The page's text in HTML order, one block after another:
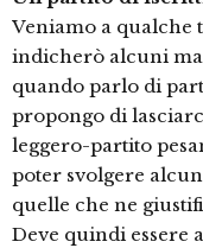
Veniamo a qualche
indicherò alcuni
quando parlo di
propongo di
leggero-partito
poter svolgere
quelle che ne
Deve quindi essere